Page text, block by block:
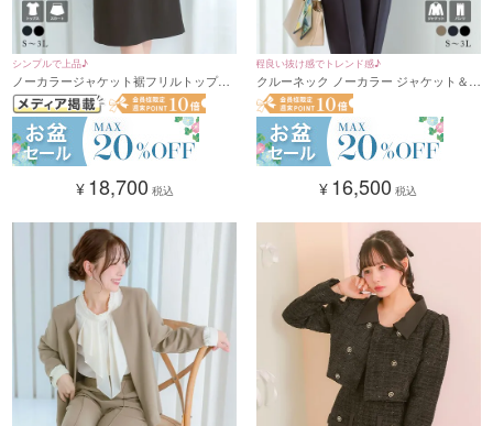
シンプルで上品♪
ノーカラージャケット裾フリルトップス
膝丈スカート3点セットアップセレモニー
スーツ(Sサイズ～3Lサイズ) (ブラック/ネ
イビー)
¥ 18,700 税込
程良い抜け感でトレンド感♪
クルーネック ノーカラー ジャケット＆ヒ
ップカバー ストレートパンツ セットアッ
プセレモニースーツ 2点セット (Sサイズ
～3Lサイズ) (ダークベージュ/ネイビー/
ブラック)
¥ 16,500 税込